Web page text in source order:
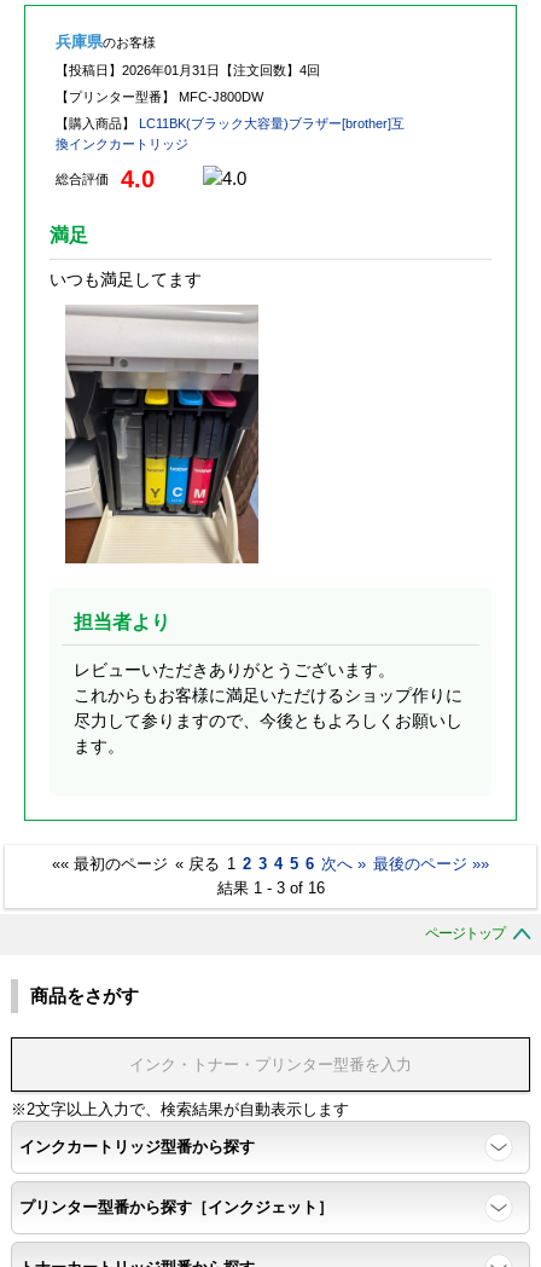
兵庫県のお客様
【投稿日】 2026年01月31日 【注文回数】 4回
【プリンター型番】 MFC-J800DW
【購入商品】 LC11BK(ブラック大容量)ブラザー[brother]互
換インクカートリッジ
総合評価 4.0
満足
いつも満足してます
担当者より
レビューいただきありがとうございます。
これからもお客様に満足いただけるショップ作りに
尽力して参りますので、今後ともよろしくお願いし
ます。
«« 最初のページ « 戻る 1 2 3 4 5 6 次へ » 最後のページ »»
結果 1 - 3 of 16
ページトップ
商品をさがす
※2文字以上入力で、検索結果が自動表示します
インクカートリッジ型番から探す
プリンター型番から探す［インクジェット］